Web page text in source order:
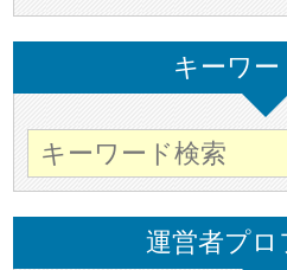
キーワー
運営者プロ